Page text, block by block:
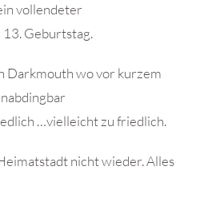
vollendeter
13. Geburtstag.
Darkmouth wo vor kurzem
…vielleicht zu friedlich.
nicht wieder. Alles